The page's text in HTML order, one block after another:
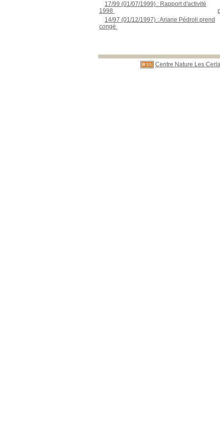
17/99 (01/07/1999) : Rapport d'activité
1998
14/97 (01/12/1997) : Ariane Pédroli prend
congé
Centre Nature Les